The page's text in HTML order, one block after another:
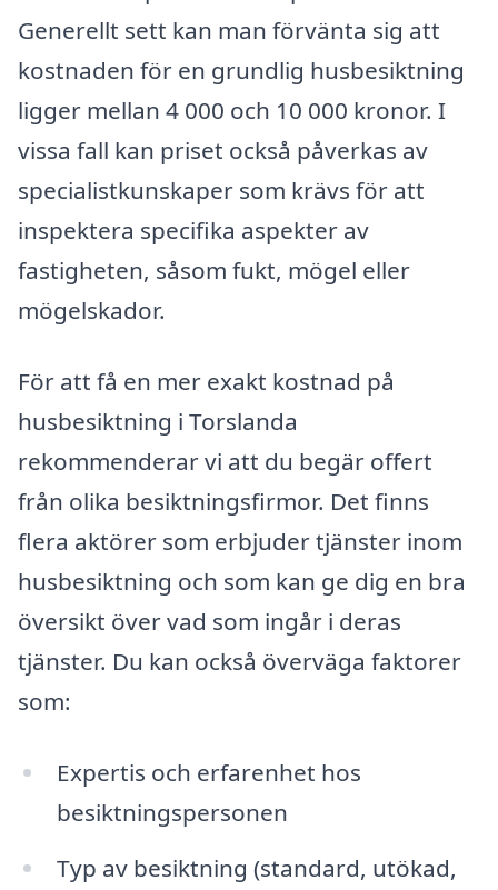
Generellt sett kan man förvänta sig att
kostnaden för en grundlig husbesiktning
ligger mellan 4 000 och 10 000 kronor. I
vissa fall kan priset också påverkas av
specialistkunskaper som krävs för att
inspektera specifika aspekter av
fastigheten, såsom fukt, mögel eller
mögelskador.
För att få en mer exakt kostnad på
husbesiktning i Torslanda
rekommenderar vi att du begär offert
från olika besiktningsfirmor. Det finns
flera aktörer som erbjuder tjänster inom
husbesiktning och som kan ge dig en bra
översikt över vad som ingår i deras
tjänster. Du kan också överväga faktorer
som:
Expertis och erfarenhet hos
besiktningspersonen
Typ av besiktning (standard, utökad,